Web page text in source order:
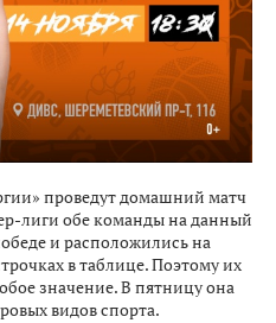
проведут домашний матч
лиги обе команды на данный
и расположились на
в таблице. Поэтому их
значение. В пятницу она
видов спорта.